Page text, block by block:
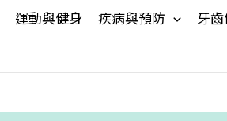
運動與健身 疾病與預防 牙